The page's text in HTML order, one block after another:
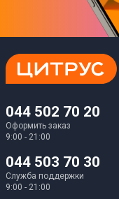
044 502 70 20
Оформить заказ
9:00 - 21:00
044 503 70 30
Служба поддержки
9:00 - 21:00